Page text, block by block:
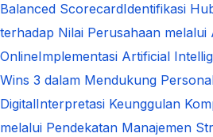
Balanced ScorecardIdentifikasi
terhadap Nilai Perusahaan melalui
OnlineImplementasi Artificial
Wins 3 dalam Mendukung
DigitalInterpretasi Keunggulan
melalui Pendekatan Manajemen